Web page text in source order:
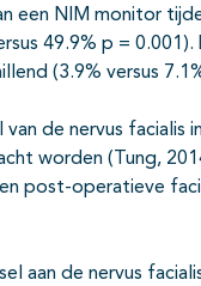
een NIM monitor
49.9% p =
(3.9% versus
de nervus facialis
worden (Tung,
post-operatieve
aan de nervus